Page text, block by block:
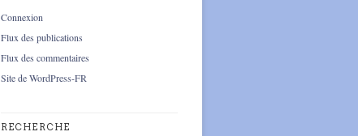
Connexion
Flux des publications
Flux des commentaires
Site de WordPress-FR
RECHERCHE